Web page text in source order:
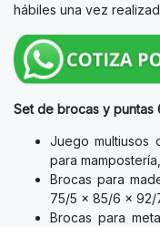
hábiles una vez
Set de brocas y puntas
Juego multiusos
para
Brocas para
75/5 x 85/6 x 92/
Brocas para